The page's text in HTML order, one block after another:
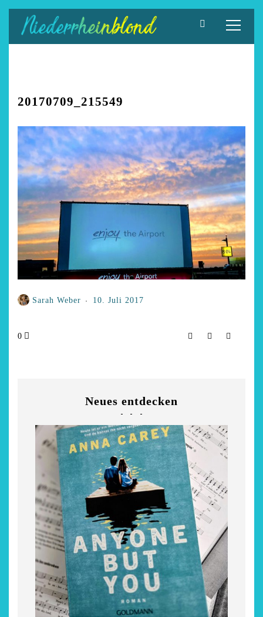
Inhalt
springen
Neues entdecken
20170709_215549
Sarah Weber 10. Juli 2017
0